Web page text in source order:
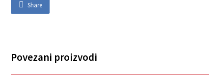
Share
Povezani proizvodi